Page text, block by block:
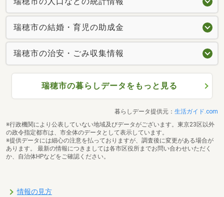
瑞穂市の結婚・育児の助成金
瑞穂市の治安・ごみ収集情報
瑞穂市の暮らしデータをもっと見る
暮らしデータ提供元： 生活ガイド.com
※行政機関により公表していない地域及びデータがございます。東京23区以外
の政令指定都市は、市全体のデータとして表示しています。
※提供データには細心の注意を払っておりますが、調査後に変更がある場合が
あります。 最新の情報につきましては各市区役所までお問い合わせいただく
か、自治体HPなどをご確認ください。
情報の見方